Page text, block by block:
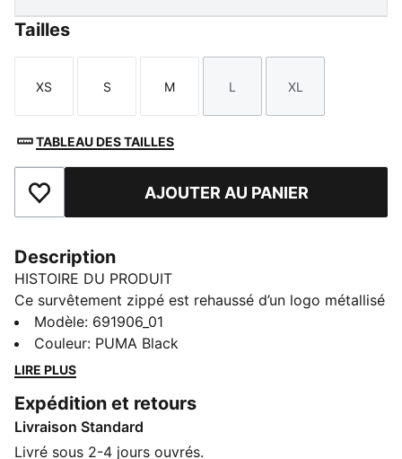
Tailles
Taille
XS
Taille
S
Taille
M
Taille
L
Taille
XL
TABLEAU DES TAILLES
Ajouter aux favorisAJOUTER AU PANIER
Description
HISTOIRE DU PRODUIT
Ce survêtement zippé est rehaussé d’un logo métallisé
pour apporter une note d’audace à un basique
confortable du quotidien. Conçu pour bouger et se
démarquer, il fusionne avec maestria vibes sportives
slow life, cet ensemble joue la carte du look PUMA
dynamique pour peaufiner ton style en toute
simplicité.
Modèle: 691906_01
Couleur: PUMA Black
LIRE PLUS
Expédition et retours
Livraison Standard
Livré sous 2-4 jours ouvrés.